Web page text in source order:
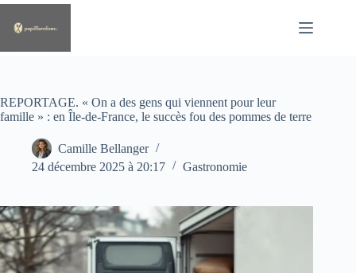
Passer
contenu
REPORTAGE. « On a des gens qui viennent pour leur
famille » : en Île-de-France, le succès fou des pommes de terre
Camille Bellanger
24 décembre 2025 à 20:17
Gastronomie